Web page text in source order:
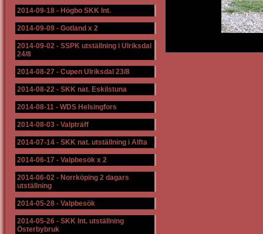
2014-09-18 - Högbo SKK Int.
2014-09-09 - Gotland x 2
2014-09-02 - SSPK utställning i Ulriksdal
24/8
2014-08-27 - Cupen Ulriksdal 23/8
2014-08-22 - SKK nat. Eskilstuna
2014-08-11 - WDS Helsingfors
2014-08-03 - Valpträff
2014-07-14 - SKK nat. utställning i Alfta
2014-06-17 - Valpbesök x 2
2014-06-02 - Norrköping 2 dagars
utställning
2014-05-28 - Valpbesök
2014-05-26 - SKK Int. utställning
Österbybruk